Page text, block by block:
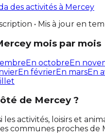
des activités à Mercey
• Mis à jour en
mois par mois
En octobreEn
En févrierEn marsEn
de Mercey ?
les activités, loisirs et
communes proches de